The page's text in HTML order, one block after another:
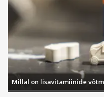
Millal on lisavitamiinide